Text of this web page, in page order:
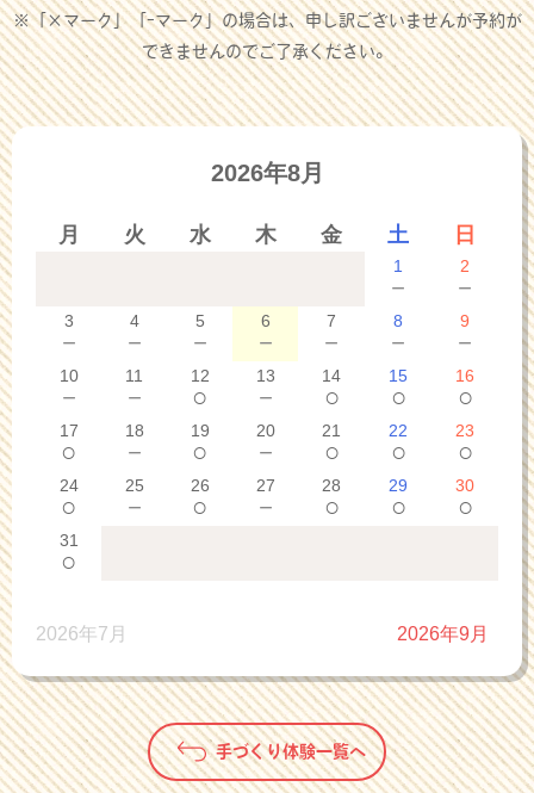
※「×マーク」「-マーク」の場合は、申し訳ございませんが予約が
できませんのでご了承ください。
2026年8月
月 火 水 木 金 土 日
1
－
2
－
3
－
4
－
5
－
6
－
7
－
8
－
9
－
10
－
11
－
12
○
13
－
14
○
15
○
16
○
17
○
18
－
19
○
20
－
21
○
22
○
23
○
24
○
25
－
26
○
27
－
28
○
29
○
30
○
31
○
2026年7月 2026年9月
手づくり体験一覧へ